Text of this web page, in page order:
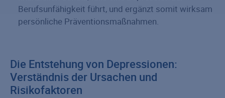
Berufsunfähigkeit führt, und ergänzt somit wirksam
persönliche Präventionsmaßnahmen.
Die Entstehung von Depressionen:
Verständnis der Ursachen und
Risikofaktoren